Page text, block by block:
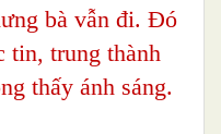
bà vẫn đi. Đó
tin, trung thành
thấy ánh sáng.